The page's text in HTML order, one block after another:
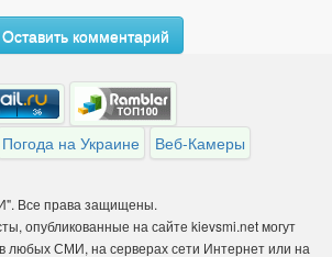
Оставить комментарий
Погода на Украине
Веб-Камеры
Все права защищены.
опубликованные на сайте kievsmi.net могут
любых СМИ, на серверах сети Интернет или на